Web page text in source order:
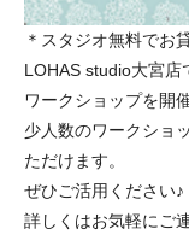
＊スタジオ無料でお
LOHAS studio大宮店
ワークショップを開
少人数のワークショ
ただけます。
ぜひご活用ください♪
詳しくはお気軽にご